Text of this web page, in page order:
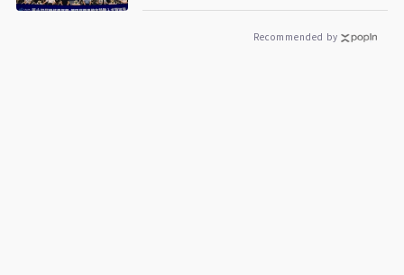
Recommended by